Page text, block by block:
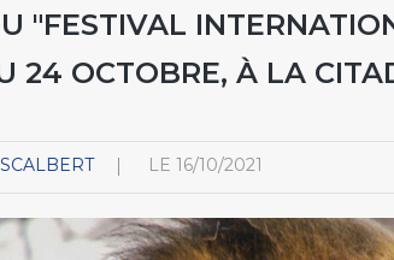
"FESTIVAL
24 OCTOBRE, À LA
LE 16/10/2021